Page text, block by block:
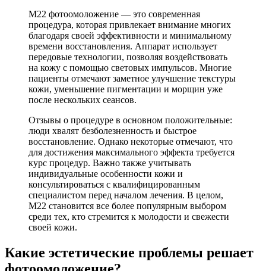
М22 фотоомоложение — это современная
процедура, которая привлекает внимание многих
благодаря своей эффективности и минимальному
времени восстановления. Аппарат использует
передовые технологии, позволяя воздействовать
на кожу с помощью световых импульсов. Многие
пациенты отмечают заметное улучшение текстуры
кожи, уменьшение пигментации и морщин уже
после нескольких сеансов.
Отзывы о процедуре в основном положительные:
люди хвалят безболезненность и быстрое
восстановление. Однако некоторые отмечают, что
для достижения максимального эффекта требуется
курс процедур. Важно также учитывать
индивидуальные особенности кожи и
консультироваться с квалифицированным
специалистом перед началом лечения. В целом,
М22 становится все более популярным выбором
среди тех, кто стремится к молодости и свежести
своей кожи.
Какие эстетические проблемы решает